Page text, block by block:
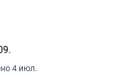
4 июл.